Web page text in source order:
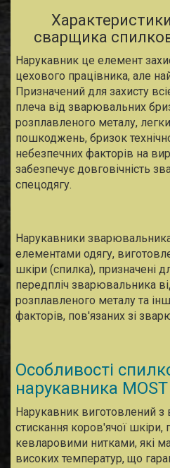
сварщика
Нарукавник це елемент
цехового працівника, але
Призначений для захисту
плеча від зварювальних
розплавленого металу,
пошкоджень, бризок
небезпечних факторів на
забезпечує довговічність
спецодягу.
Нарукавники
елементами одягу,
шкіри (спилка), призначені
передпліч зварювальника
розплавленого металу та
факторів, пов'язаних зі
Особливості
нарукавника MOST
Нарукавник виготовлений з
стискання коров'ячої
кевларовими нитками, які
високих температур, що